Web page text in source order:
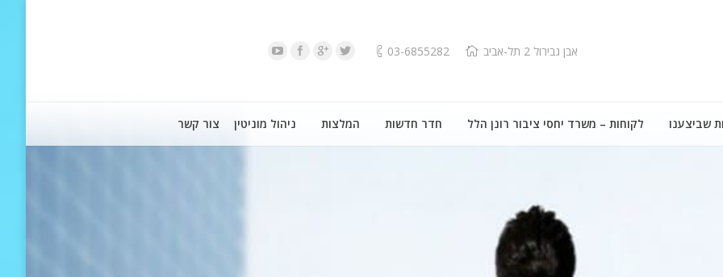
אבן גבירול 2 תל-אביב 03-6855282
שביצענו לקוחות – משרד יחסי ציבור רונן הלל חדר חדשות המלצות ניהול מוניטין צור קשר